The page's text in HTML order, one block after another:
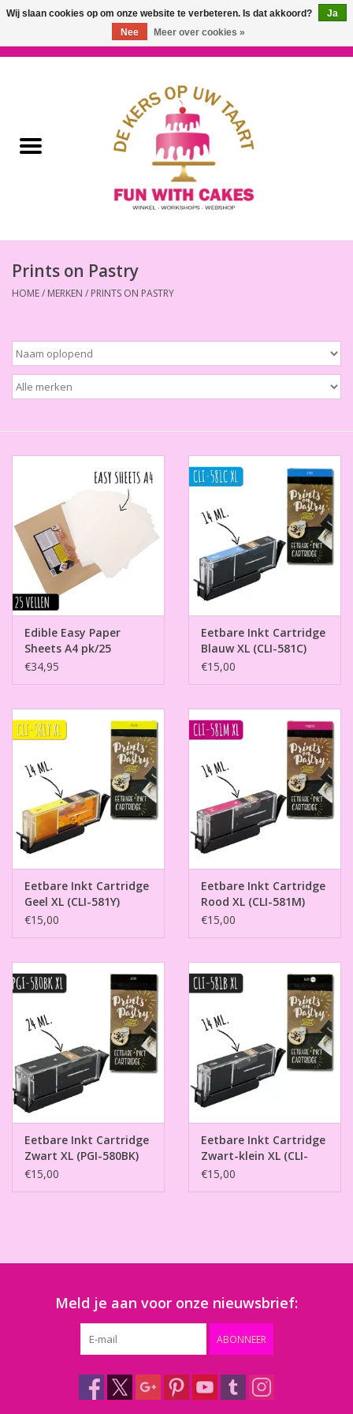
Workshops & Cursussen
Decoreer Gereedschap
Presentatie en Verpakkingen
Thema's
Aanbiedingen
Cindy's Favorieten
Cadeaubonnen
Merken
Prints on Pastry
HOME/ MERKEN / PRINTS ON PASTRY
Edible Easy Paper
Sheets A4 pk/25
€34,95
Eetbare Inkt Cartridge
Blauw XL (CLI-581C)
€15,00
Eetbare Inkt Cartridge
Geel XL (CLI-581Y)
€15,00
Eetbare Inkt Cartridge
Rood XL (CLI-581M)
€15,00
Eetbare Inkt Cartridge
Zwart XL (PGI-580BK)
€15,00
Eetbare Inkt Cartridge
Zwart-klein XL (CLI-
581B)
€15,00
Meld je aan voor onze nieuwsbrief:
ABONNEER
Wij slaan cookies op om onze website te verbeteren. Is dat akkoord?
Ja
Nee
Meer over cookies »